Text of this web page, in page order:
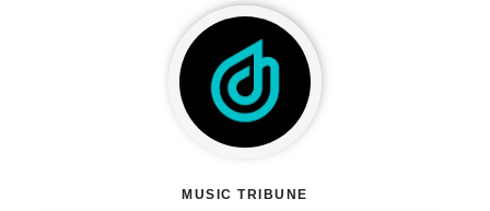
MUSIC TRIBUNE